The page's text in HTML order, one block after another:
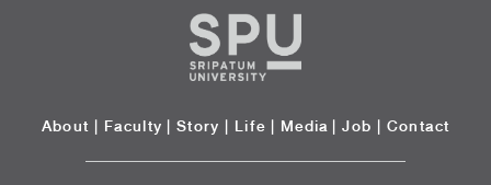
About | Faculty | Story | Life | Media |Job | Contact